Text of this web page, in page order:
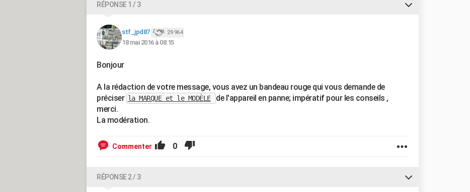
RÉPONSE 1 / 3
stf_jpd87 29 964
18 mai 2016 à 08:15
Bonjour
A la rédaction de votre message, vous avez un bandeau rouge qui vous demande de
préciser la MARQUE et le MODÈLE
de l'appareil en panne; impératif pour les conseils ,
merci.
La modération.
Commenter 0
RÉPONSE 2 / 3